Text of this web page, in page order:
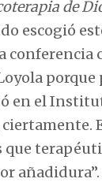
de
escogió
conferencia
en el